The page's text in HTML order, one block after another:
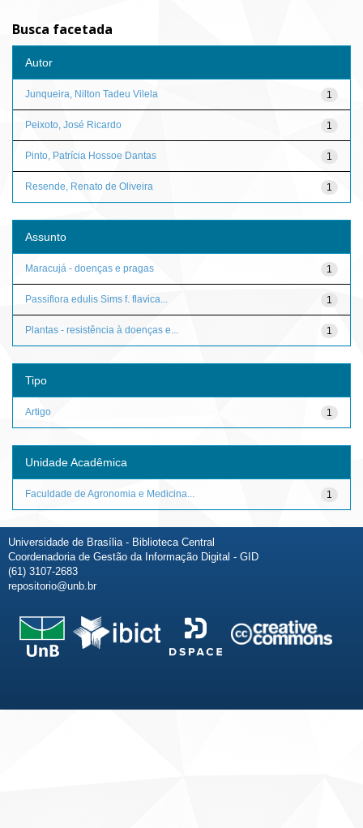
Busca facetada
Autor
1
Junqueira, Nilton Tadeu Vilela
1
Peixoto, José Ricardo
1
Pinto, Patrícia Hossoe Dantas
1
Resende, Renato de Oliveira
Assunto
1
Maracujá - doenças e pragas
1
Passiflora edulis Sims f. flavica...
1
Plantas - resistência à doenças e...
Tipo
1
Artigo
Unidade Acadêmica
1
Faculdade de Agronomia e Medicina...
Universidade de Brasília - Biblioteca Central
Coordenadoria de Gestão da Informação Digital - GID
(61) 3107-2683
repositorio@unb.br